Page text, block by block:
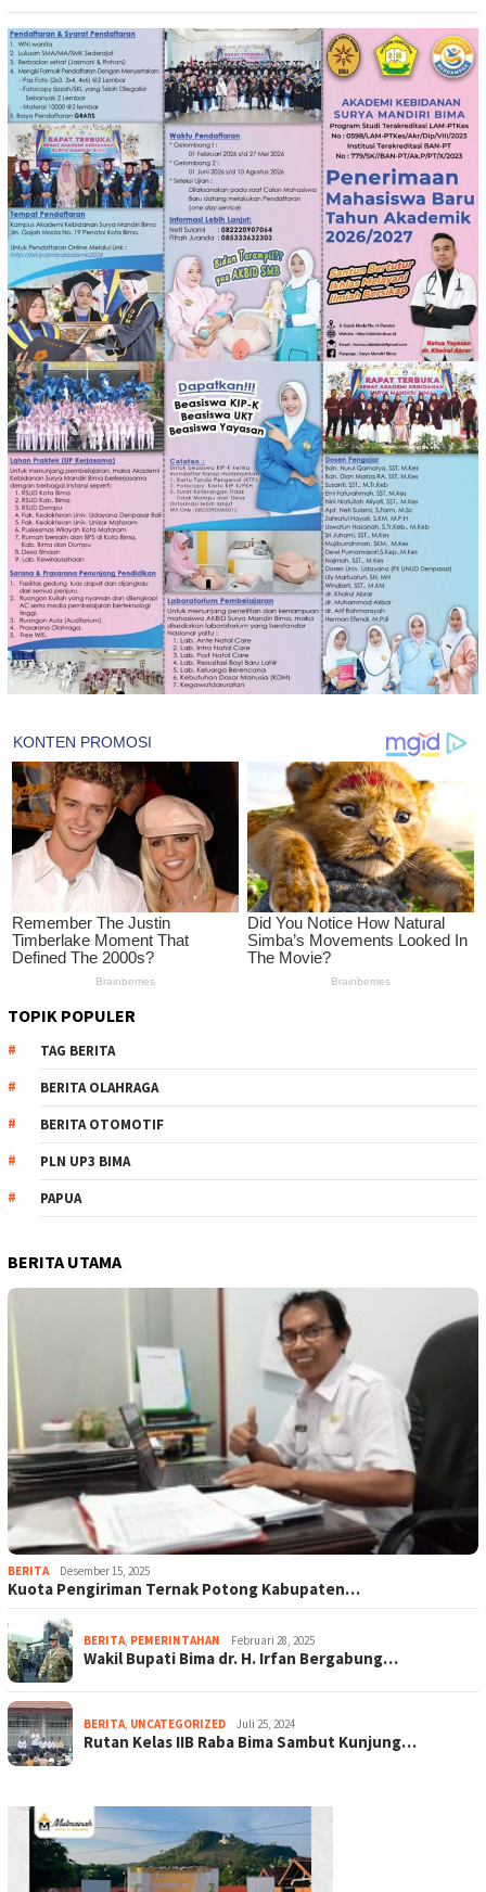
TOPIK POPULER
TAG BERITA
BERITA OLAHRAGA
BERITA OTOMOTIF
PLN UP3 BIMA
PAPUA
BERITA UTAMA
BERITA Desember 15, 2025
Kuota Pengiriman Ternak Potong Kabupaten…
BERITA, PEMERINTAHAN Februari 28, 2025
Wakil Bupati Bima dr. H. Irfan Bergabung…
BERITA, UNCATEGORIZED Juli 25, 2024
Rutan Kelas IIB Raba Bima Sambut Kunjung…